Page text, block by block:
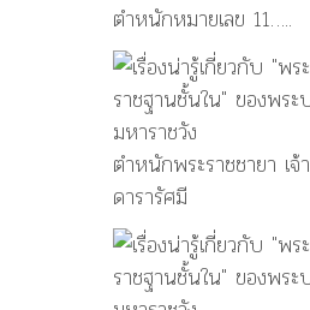
ตำหนักหมายเลข 11…..
ตำหนักพระราชชายา เจ้า
ดารารัศมี